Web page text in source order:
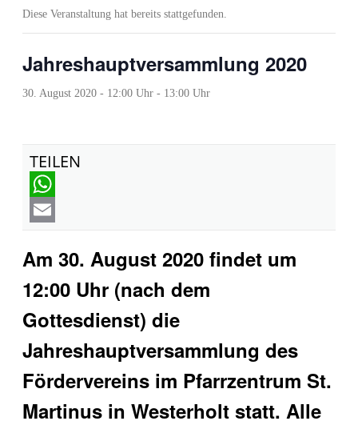
Diese Veranstaltung hat bereits stattgefunden.
Jahreshauptversammlung 2020
30. August 2020 - 12:00 Uhr - 13:00 Uhr
TEILEN
WhatsApp
Am 30. August 2020 findet um
12:00 Uhr (nach dem
Gottesdienst) die
Jahreshauptversammlung des
Fördervereins im Pfarrzentrum St.
Martinus in Westerholt statt. Alle